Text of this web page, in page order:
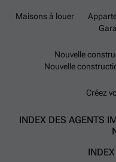
Maisons à louer
Nouvelle
Nouvelle
Créez
INDEX DES AGENTS